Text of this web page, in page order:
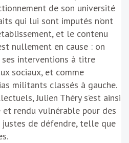
de son université
qui lui sont imputés n’ont
et le contenu
nullement en cause : on
ses interventions à titre
sociaux, et comme
militants classés à gauche.
Julien Théry s’est ainsi
rendu vulnérable pour des
justes de défendre, telle que